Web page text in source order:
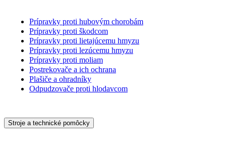
Prípravky proti hubovým chorobám
Prípravky proti škodcom
Prípravky proti lietajúcemu hmyzu
Prípravky proti lezúcemu hmyzu
Prípravky proti moliam
Postrekovače a ich ochrana
Plašiče a ohradníky
Odpudzovače proti hlodavcom
Stroje a technické pomôcky